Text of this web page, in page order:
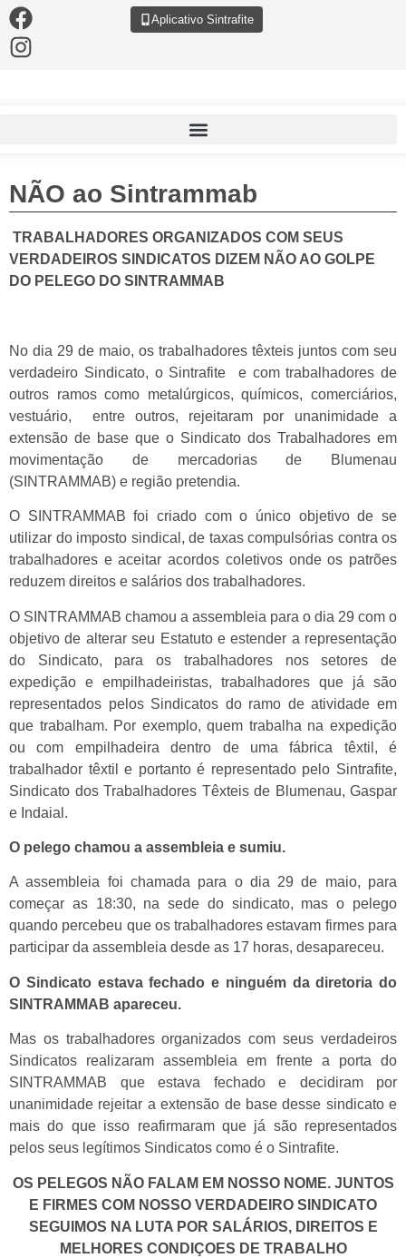
Aplicativo Sintrafite
NÃO ao Sintrammab
TRABALHADORES ORGANIZADOS COM SEUS
VERDADEIROS SINDICATOS DIZEM NÃO AO GOLPE
DO PELEGO DO SINTRAMMAB
No dia 29 de maio, os trabalhadores têxteis juntos com seu
verdadeiro Sindicato, o Sintrafite e com trabalhadores de
outros ramos como metalúrgicos, químicos, comerciários,
vestuário, entre outros, rejeitaram por unanimidade a
extensão de base que o Sindicato dos Trabalhadores em
movimentação de mercadorias de Blumenau
(SINTRAMMAB) e região pretendia.
O SINTRAMMAB foi criado com o único objetivo de se
utilizar do imposto sindical, de taxas compulsórias contra os
trabalhadores e aceitar acordos coletivos onde os patrões
reduzem direitos e salários dos trabalhadores.
O SINTRAMMAB chamou a assembleia para o dia 29 com o
objetivo de alterar seu Estatuto e estender a representação
do Sindicato, para os trabalhadores nos setores de
expedição e empilhadeiristas, trabalhadores que já são
representados pelos Sindicatos do ramo de atividade em
que trabalham. Por exemplo, quem trabalha na expedição
ou com empilhadeira dentro de uma fábrica têxtil, é
trabalhador têxtil e portanto é representado pelo Sintrafite,
Sindicato dos Trabalhadores Têxteis de Blumenau, Gaspar
e Indaial.
O pelego chamou a assembleia e sumiu.
A assembleia foi chamada para o dia 29 de maio, para
começar as 18:30, na sede do sindicato, mas o pelego
quando percebeu que os trabalhadores estavam firmes para
participar da assembleia desde as 17 horas, desapareceu.
O Sindicato estava fechado e ninguém da diretoria do
SINTRAMMAB apareceu.
Mas os trabalhadores organizados com seus verdadeiros
Sindicatos realizaram assembleia em frente a porta do
SINTRAMMAB que estava fechado e decidiram por
unanimidade rejeitar a extensão de base desse sindicato e
mais do que isso reafirmaram que já são representados
pelos seus legítimos Sindicatos como é o Sintrafite.
OS PELEGOS NÃO FALAM EM NOSSO NOME. JUNTOS
E FIRMES COM NOSSO VERDADEIRO SINDICATO
SEGUIMOS NA LUTA POR SALÁRIOS, DIREITOS E
MELHORES CONDIÇOES DE TRABALHO